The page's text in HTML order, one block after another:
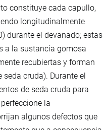
constituye cada capullo,
longitudinalmente
durante el devanado; estas
a la sustancia gomosa
recubiertas y forman
cruda). Durante el
de seda cruda para
la
algunos defectos que